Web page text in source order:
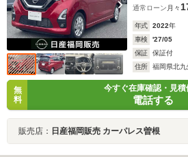
通常ローン 月々
年式 2022年
車検
'27/05
保証
保証付
住所
福岡県北
無
料
今すぐ在庫確認・見積
電話する
販売店： 日産福岡販売 カーパレス曽根